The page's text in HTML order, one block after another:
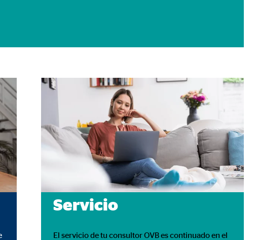
Servicio
El servicio de tu consultor OVB es continuado en el